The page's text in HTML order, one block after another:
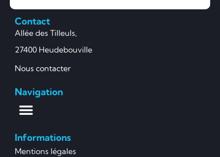
Contact
Allée des Tilleuls,
27400 Heudebouville
Nous contacter
Navigation
Informations
Mentions légales